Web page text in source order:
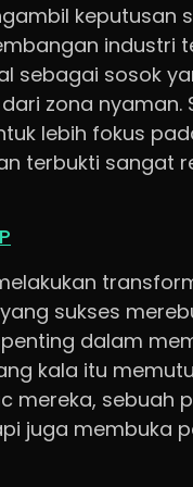
keputusan
industri
sebagai sosok
zona
lebih fokus
terbukti sangat
sukses
dalam
kala itu
mereka, sebuah
juga membuka